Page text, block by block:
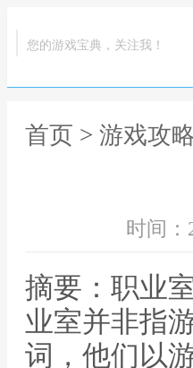
您的游戏宝典，关注我！
首页 > 游戏攻
时间：
摘要：职业
业室并非指
词，他们以